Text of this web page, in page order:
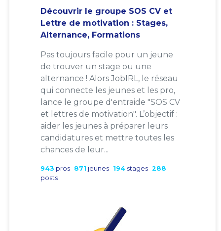
Découvrir le groupe SOS CV et
Lettre de motivation : Stages,
Alternance, Formations
Pas toujours facile pour un jeune
de trouver un stage ou une
alternance ! Alors JobIRL, le réseau
qui connecte les jeunes et les pro,
lance le groupe d'entraide "SOS CV
et lettres de motivation". L’objectif :
aider les jeunes à préparer leurs
candidatures et mettre toutes les
chances de leur...
943 pros 871 jeunes 194 stages 288
posts